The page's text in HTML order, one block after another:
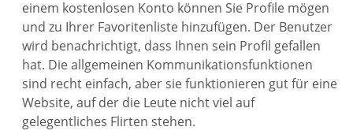
einem kostenlosen Konto können Sie Profile mögen
und zu Ihrer Favoritenliste hinzufügen. Der Benutzer
wird benachrichtigt, dass Ihnen sein Profil gefallen
hat. Die allgemeinen Kommunikationsfunktionen
sind recht einfach, aber sie funktionieren gut für eine
Website, auf der die Leute nicht viel auf
gelegentliches Flirten stehen.